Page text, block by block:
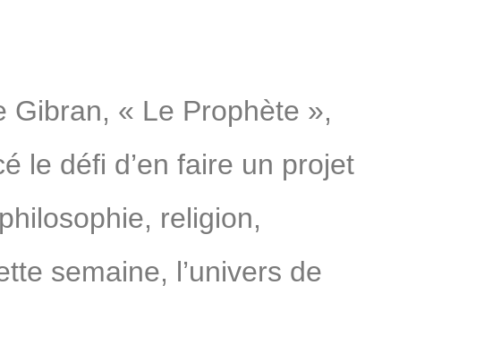
Gibran, « Le Prophète »,
le défi d’en faire un projet
religion,
semaine, l’univers de